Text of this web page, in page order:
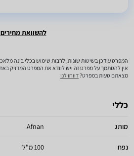
להשוואת מחירים
המפרט עודכן בשיטות שונות, לרבות שימוש בכלי בינה
אין להסתמך על מפרט זה ויש לוודא את המפרט המדויק
מצאתם טעות במפרט?דווחו לנו
כללי
מותג Afnan
נפח 100 מ"ל